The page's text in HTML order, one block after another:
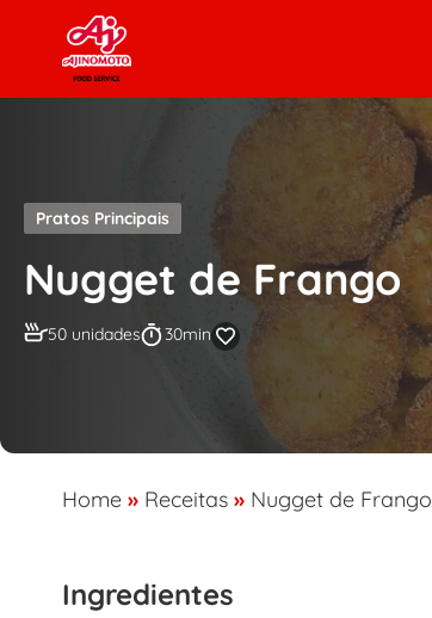
Skip to content
Pratos Principais
Nugget de Frango
50 unidades 30min
Home » Receitas » Nugget de Frango
Ingredientes